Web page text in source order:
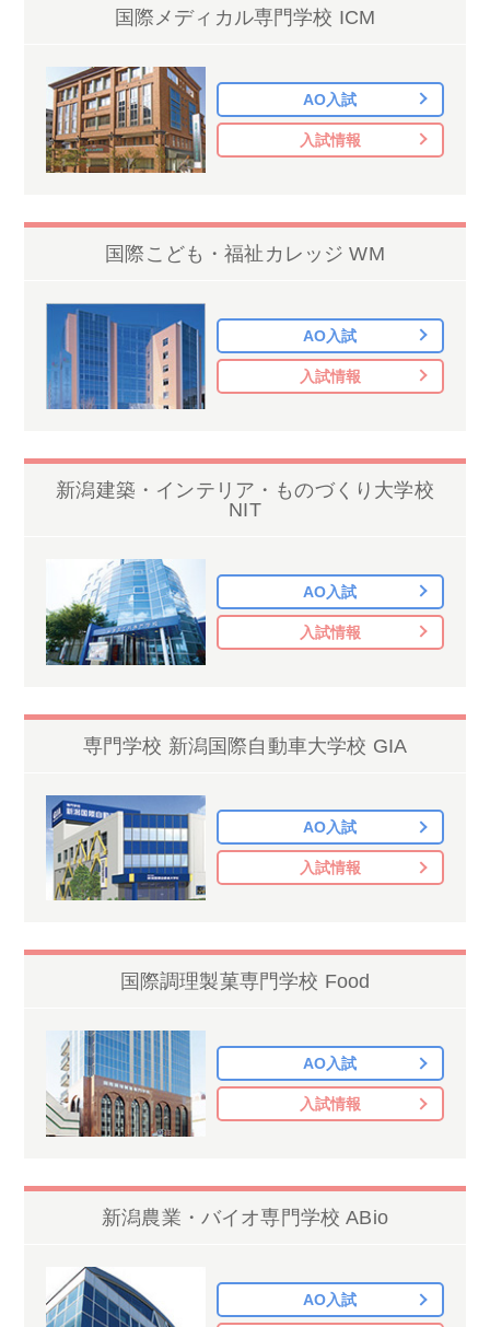
国際メディカル専門学校 ICM
AO入試
入試情報
国際こども・福祉カレッジ WM
AO入試
入試情報
新潟建築・インテリア・ものづくり大学校
NIT
AO入試
入試情報
専門学校 新潟国際自動車大学校 GIA
AO入試
入試情報
国際調理製菓専門学校 Food
AO入試
入試情報
新潟農業・バイオ専門学校 ABio
AO入試